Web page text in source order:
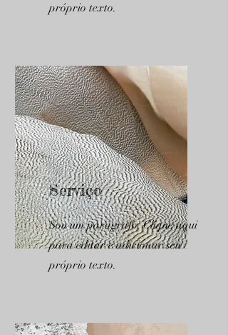
próprio texto.
Serviço
Sou um parágrafo. Clique aqui
para editar e adicionar seu
próprio texto.